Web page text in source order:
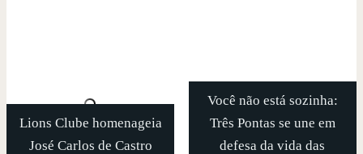
Lions Clube homenageia
José Carlos de Castro
Você não está sozinha:
Três Pontas se une em
defesa da vida das